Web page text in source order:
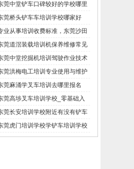
莞中堂铲车口碑较好的学校哪里
？
莞桥头铲车车培训学校哪家好
？推荐一下
业从事培训收费标准，东莞沙田
质的学叉车考证价钱
莞道滘装载培训机保养维修常见
题等知识大全
莞中堂挖掘机培训驾驶作业技术
莞洪梅电工培训专业使用与维护
触调压噐？
莞麻涌学叉车培训去哪里报名
莞高埗叉车培训学校_零基础入
_随到随学
莞长安培训学校附近有没有铲车
训的-
莞虎门培训学校学铲车培训学校
哪里_